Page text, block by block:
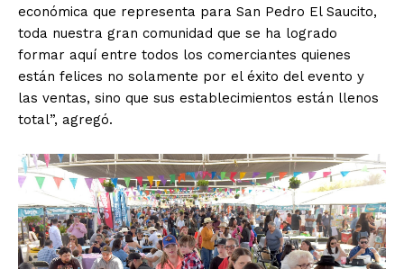
económica que representa para San Pedro El Saucito,
toda nuestra gran comunidad que se ha logrado
formar aquí entre todos los comerciantes quienes
están felices no solamente por el éxito del evento y
las ventas, sino que sus establecimientos están llenos
total”, agregó.